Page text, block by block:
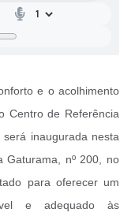
e o acolhimento
Centro de Referência
será inaugurada nesta
Gaturama, nº 200, no
para oferecer um
e adequado às